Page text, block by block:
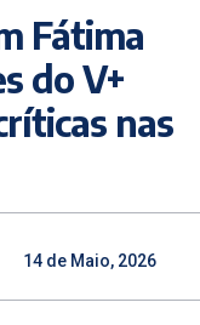
Fátima
do V+
nas
14 de Maio, 2026